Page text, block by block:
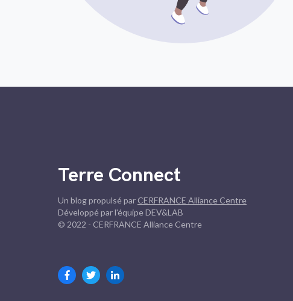
Terre Connect
Un blog propulsé par CERFRANCE Alliance Centre
Développé par l'équipe DEV&LAB
© 2022 - CERFRANCE Alliance Centre